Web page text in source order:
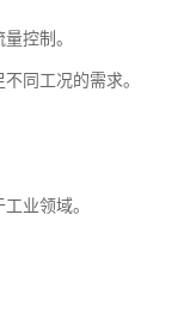
控制。
同工况的需求。
业领域。